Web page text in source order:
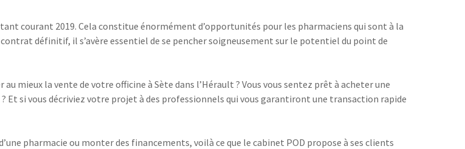
courant 2019. Cela constitue énormément d’opportunités pour les pharmaciens qui sont à la
définitif, il s’avère essentiel de se pencher soigneusement sur le potentiel du point de
mieux la vente de votre officine à Sète dans l’Hérault ? Vous vous sentez prêt à acheter une
Et si vous décriviez votre projet à des professionnels qui vous garantiront une transaction rapide
pharmacie ou monter des financements, voilà ce que le cabinet POD propose à ses clients